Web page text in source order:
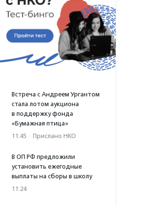
Встреча с Андреем Ургантом
стала лотом аукциона
в поддержку фонда
«Бумажная птица»
11:45 · Прислано НКО
В ОП РФ предложили
установить ежегодные
выплаты на сборы в школу
11:24